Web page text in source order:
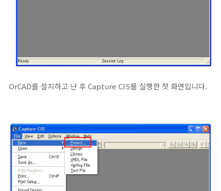
OrCAD를 설치하고 난 후 Capture CIS를 실행한 첫 화면입니다.